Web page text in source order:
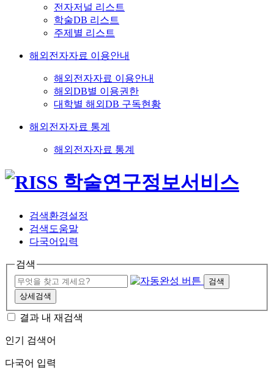
전자저널 리스트
학술DB 리스트
주제별 리스트
해외전자자료 이용안내
해외전자자료 이용안내
해외DB별 이용권한
대학별 해외DB 구독현황
해외전자자료 통계
해외전자자료 통계
검색환경설정
검색도움말
다국어입력
검색
검색
상세검색
결과 내 재검색
인기 검색어
다국어 입력